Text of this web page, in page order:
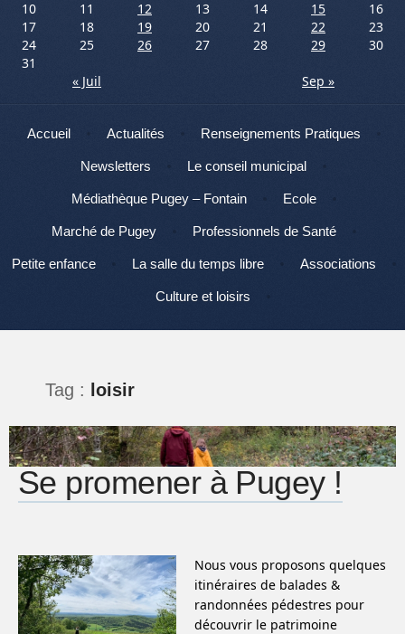
10
11 12 13 14 15
16
17
18 19 20 21 22
23
24
25 26 27 28 29
30
31
« Juil
Sep »
Menu
Aller au contenu
Accueil Actualités Renseignements Pratiques
Newsletters Le conseil municipal
Médiathèque Pugey – Fontain Ecole
Marché de Pugey Professionnels de Santé
Petite enfance La salle du temps libre Associations
Culture et loisirs
Tag : loisir
Se promener à Pugey !
Nous vous proposons quelques
itinéraires de balades &
randonnées pédestres pour
découvrir le patrimoine